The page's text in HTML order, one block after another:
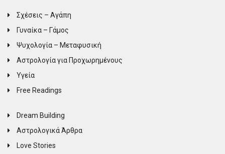
Σχέσεις – Αγάπη
Γυναίκα – Γάμος
Ψυχολογία – Μεταφυσική
Αστρολογία για Προχωρημένους
Υγεία
Free Readings
Dream Building
Αστρολογικά Άρθρα
Love Stories